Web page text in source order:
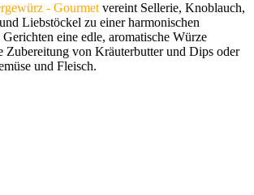
- Gourmet vereint Sellerie, Knoblauch,
Liebstöckel zu einer harmonischen
eine edle, aromatische Würze
Zubereitung von Kräuterbutter und Dips oder
und Fleisch.